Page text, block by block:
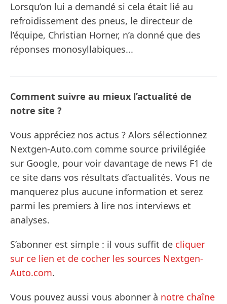
Lorsqu’on lui a demandé si cela était lié au
refroidissement des pneus, le directeur de
l’équipe, Christian Horner, n’a donné que des
réponses monosyllabiques...
Comment suivre au mieux l’actualité de
notre site ?
Vous appréciez nos actus ? Alors sélectionnez
Nextgen-Auto.com comme source privilégiée
sur Google, pour voir davantage de news F1 de
ce site dans vos résultats d’actualités. Vous ne
manquerez plus aucune information et serez
parmi les premiers à lire nos interviews et
analyses.
S’abonner est simple : il vous suffit de cliquer
sur ce lien et de cocher les sources Nextgen-
Auto.com.
Vous pouvez aussi vous abonner à notre chaîne